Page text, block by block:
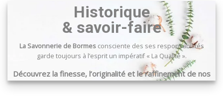
Historique
& savoir-faire
La Savonnerie de Bormesconsciente des ses responsabilités
garde toujours à l’esprit un impératif « La Qualité ».
Découvrez la finesse, l’originalité et le raffinement de nos
produits …